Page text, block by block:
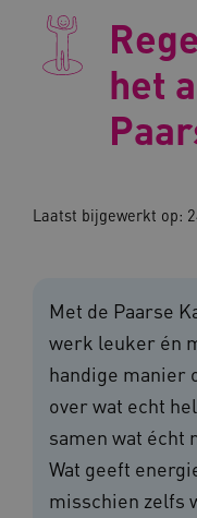
het
Laatst bijgewerkt op:
Met de Paarse
werk leuker én
handige manier
over wat echt
samen wat écht
Wat geeft
misschien zelfs